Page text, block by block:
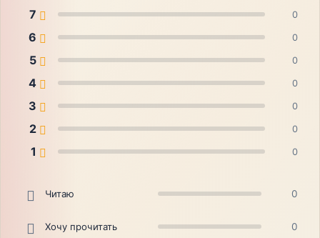
7 0
6 0
5 0
4 0
3 0
2 0
1 0
Читаю 0
Хочу прочитать 0